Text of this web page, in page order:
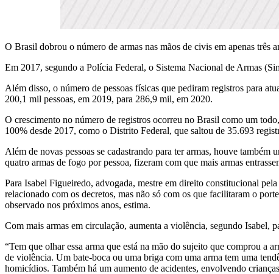
O Brasil dobrou o número de armas nas mãos de civis em apenas
Em 2017, segundo a Polícia Federal, o Sistema Nacional de Armas
Além disso, o número de pessoas físicas que pediram registros para
200,1 mil pessoas, em 2019, para 286,9 mil, em 2020.
O crescimento no número de registros ocorreu no Brasil como um
100% desde 2017, como o Distrito Federal, que saltou de 35.693
Além de novas pessoas se cadastrando para ter armas, houve
quatro armas de fogo por pessoa, fizeram com que mais armas
Para Isabel Figueiredo, advogada, mestre em direito constitucional
relacionado com os decretos, mas não só com os que facilitaram o
observado nos próximos anos, estima.
Com mais armas em circulação, aumenta a violência, segundo Isabel,
“Tem que olhar essa arma que está na mão do sujeito que comprou a
de violência. Um bate-boca ou uma briga com uma arma tem uma
homicídios. Também há um aumento de acidentes, envolvendo